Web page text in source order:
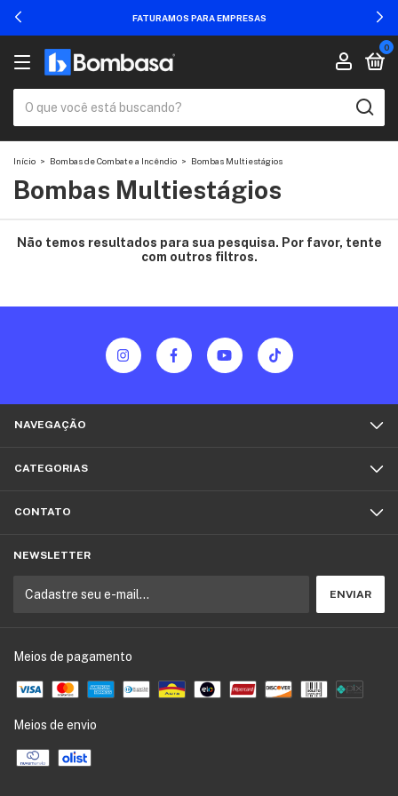
FATURAMOS PARA EMPRESAS
0
Início > Bombas de Combate a Incêndio > Bombas Multiestágios
Bombas Multiestágios
Não temos resultados para sua pesquisa. Por favor, tente
com outros filtros.
NAVEGAÇÃO
CATEGORIAS
CONTATO
NEWSLETTER
Meios de pagamento
Meios de envio